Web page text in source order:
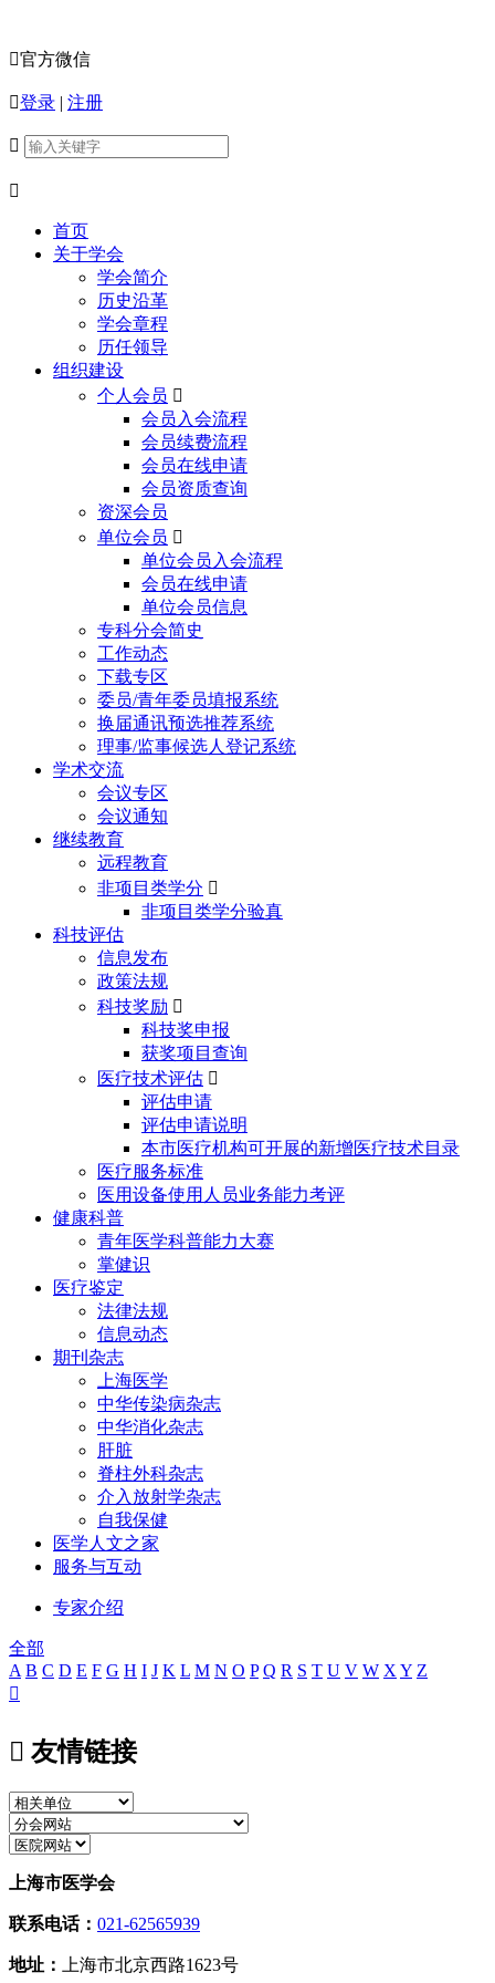
官方微信
登录 | 注册


首页
关于学会
学会简介
历史沿革
学会章程
历任领导
组织建设
个人会员 
会员入会流程
会员续费流程
会员在线申请
会员资质查询
资深会员
单位会员 
单位会员入会流程
会员在线申请
单位会员信息
专科分会简史
工作动态
下载专区
委员/青年委员填报系统
换届通讯预选推荐系统
理事/监事候选人登记系统
学术交流
会议专区
会议通知
继续教育
远程教育
非项目类学分 
非项目类学分验真
科技评估
信息发布
政策法规
科技奖励 
科技奖申报
获奖项目查询
医疗技术评估 
评估申请
评估申请说明
本市医疗机构可开展的新增医疗技术目录
医疗服务标准
医用设备使用人员业务能力考评
健康科普
青年医学科普能力大赛
掌健识
医疗鉴定
法律法规
信息动态
期刊杂志
上海医学
中华传染病杂志
中华消化杂志
肝脏
脊柱外科杂志
介入放射学杂志
自我保健
医学人文之家
服务与互动
专家介绍
全部
A B C D E F G H I J K L M N O P Q R S T U V W X Y Z

 友情链接
上海市医学会
联系电话： 021-62565939
地址： 上海市北京西路1623号